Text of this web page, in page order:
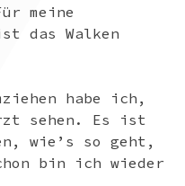
meine
das Walken
habe ich,
sehen. Es ist
wie’s so geht,
bin ich wieder